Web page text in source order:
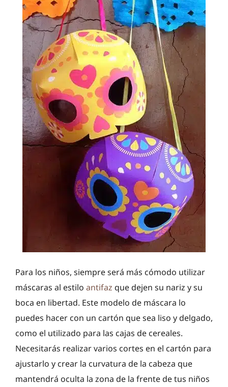
Para los niños, siempre será más cómodo utilizar
máscaras al estilo antifaz que dejen su nariz y su
boca en libertad. Este modelo de máscara lo
puedes hacer con un cartón que sea liso y delgado,
como el utilizado para las cajas de cereales.
Necesitarás realizar varios cortes en el cartón para
ajustarlo y crear la curvatura de la cabeza que
mantendrá oculta la zona de la frente de tus niños